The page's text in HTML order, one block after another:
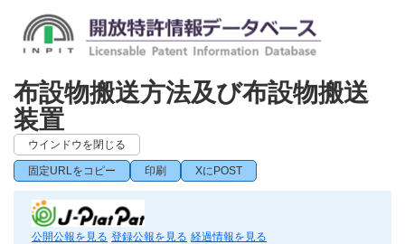
布設物搬送方法及び布設物搬送
装置
ウインドウを閉じる
固定URLをコピー 印刷 XにPOST
公開公報を見る 登録公報を見る 経過情報を見る